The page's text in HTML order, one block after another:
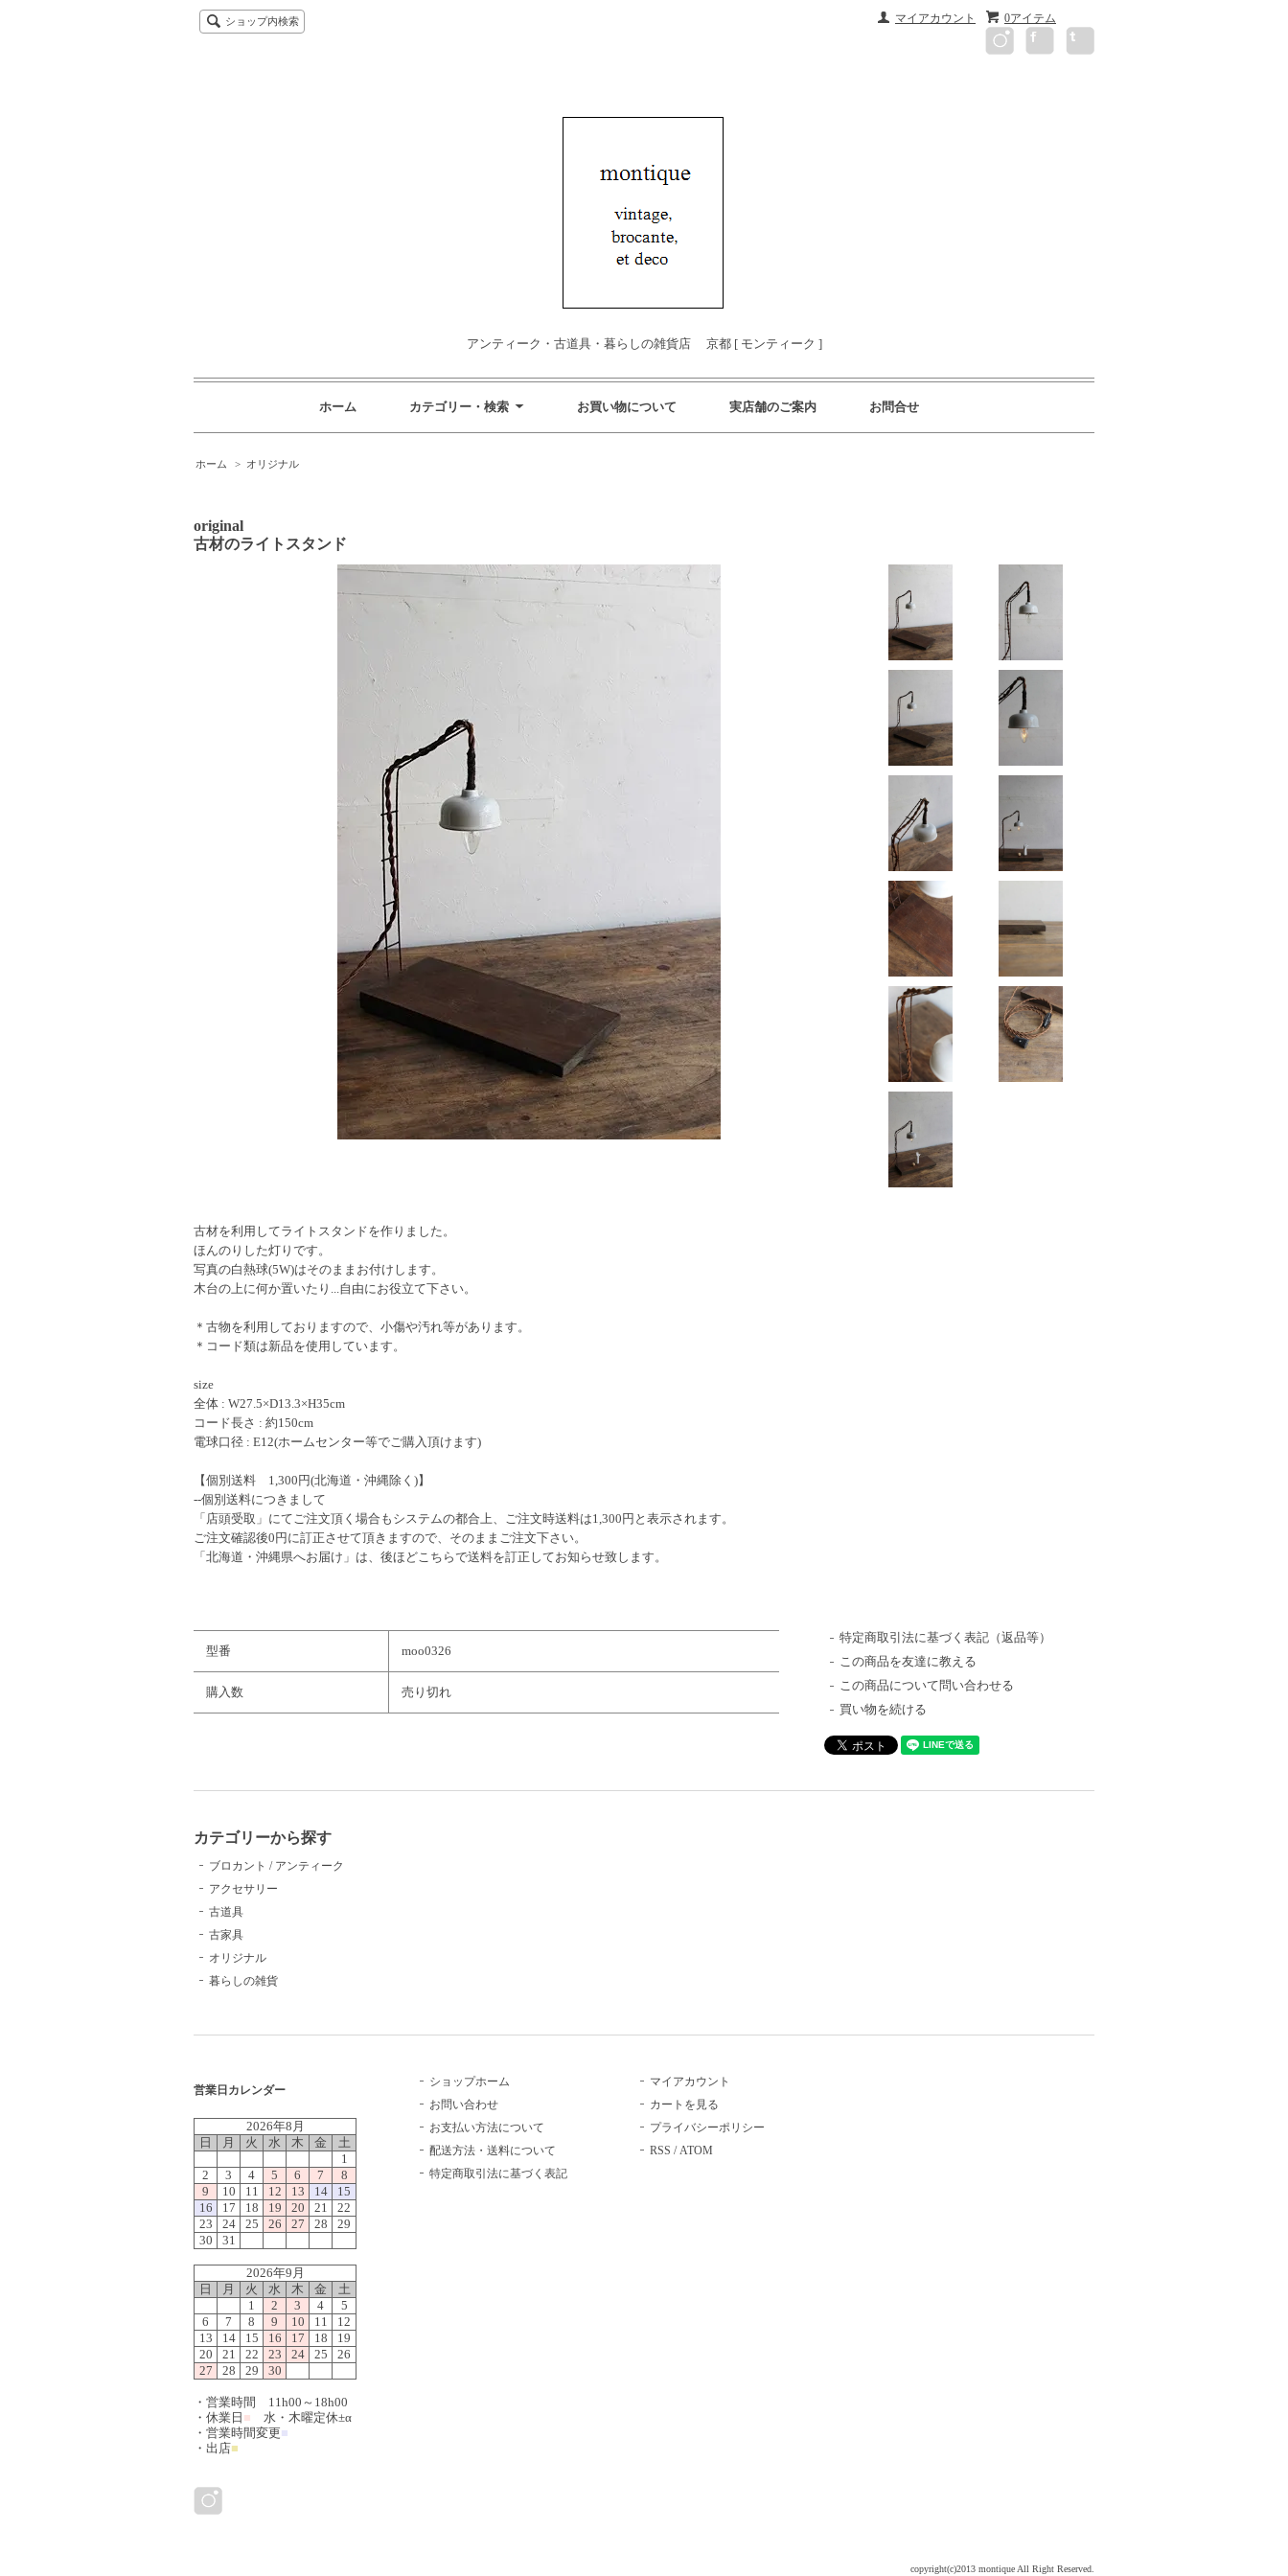
0アイテム
マイアカウント
ショップ内検索
アンティーク・古道具・暮らしの雑貨店 京都 [ モンティーク ]
ホーム カテゴリー・検索 お買い物について 実店舗のご案内 お問合せ
ホーム > オリジナル
original
古材のライトスタンド
古材を利用してライトスタンドを作りました。
ほんのりした灯りです。
写真の白熱球(5W)はそのままお付けします。
木台の上に何か置いたり...自由にお役立て下さい。
＊古物を利用しておりますので、小傷や汚れ等があります。
＊コード類は新品を使用しています。
size
全体 : W27.5×D13.3×H35cm
コード長さ : 約150cm
電球口径 : E12(ホームセンター等でご購入頂けます)
【個別送料 1,300円(北海道・沖縄除く)】
--個別送料につきまして
「店頭受取」にてご注文頂く場合もシステムの都合上、ご注文時送料は1,300円と表示されます。
ご注文確認後0円に訂正させて頂きますので、そのままご注文下さい。
「北海道・沖縄県へお届け」は、後ほどこちらで送料を訂正してお知らせ致します。
型番 moo0326
購入数 売り切れ
特定商取引法に基づく表記（返品等）
この商品を友達に教える
この商品について問い合わせる
買い物を続ける
カテゴリーから探す
ブロカント / アンティーク
アクセサリー
古道具
古家具
オリジナル
暮らしの雑貨
営業日カレンダー
2026年8月
日
月 火 水 木 金
土
1
2
3 4 5 6 7
8
9
10 11 12 13 14
15
16
17 18 19 20 21
22
23
24 25 26 27 28
29
30
31
2026年9月
日
月 火 水 木 金
土
1
2 3 4
5
6
7 8 9 10 11
12
13
14 15 16 17 18
19
20
21 22 23 24 25
26
27
28 29 30
・営業時間 11h00～18h00
・休業日 ■ 水・木曜定休±α
・営業時間変更■
・出店■
ショップホーム
お問い合わせ
お支払い方法について
配送方法・送料について
特定商取引法に基づく表記
マイアカウント
カートを見る
プライバシーポリシー
RSS /ATOM
copyright(c)2013 montique All Right Reserved.